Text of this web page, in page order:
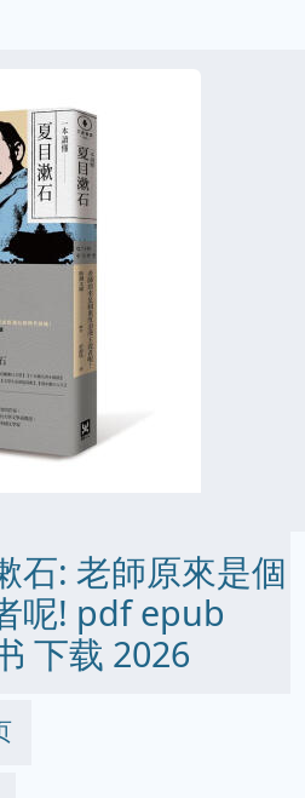
石: 老師原來是個
呢! pdf epub
下载 2026